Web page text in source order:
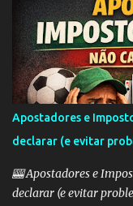
alguns dos tipos mais
de apostas: Handicap
considerada com uma
jogo. Isso significa
a aposta é vencedora.
a aposta também é
ao exemplo anterior,
gols. Isso significa que
uma diferença de até 2
Apostadores e
declarar (e evitar
🎰 Apostadores e
declarar (e evitar